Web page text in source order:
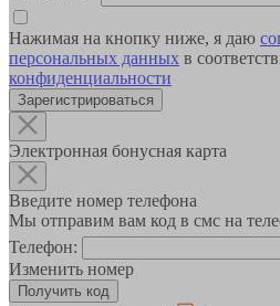
Нажимая на кнопку ниже, я даю
персональных данных в
конфиденциальности
Зарегистрироваться
Электронная бонусная карта
Введите номер телефона
Мы отправим вам код в смс на
Телефон:
Изменить номер